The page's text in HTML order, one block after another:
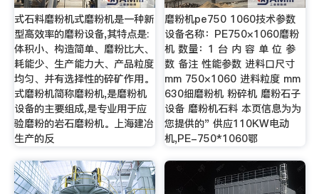
式石料磨粉机式磨粉机是一种新
型高效率的磨粉设备,其特点是:
体积小、构造简单、磨粉比大、
耗能少、生产能力大、产品粒度
均匀、并有选择性的碎矿作用。
式磨粉机简称磨粉机,是磨粉机
设备的主要组成,是专业用于应
验磨粉的岩石磨粉机。上海建冶
生产的反
磨粉机pe750 1060技术参数
设备名称：PE750×1060磨粉
机 数量：1 台 内 容 单 位 参
数 备注 性能参数 进料口尺寸
mm 750×1060 进料粒度 mm
630细磨粉机 粉碎机 磨粉石子
设备 磨粉机石料 本页信息为为
您提供的" 供应110KW电动
机,PE-750*1060鄂